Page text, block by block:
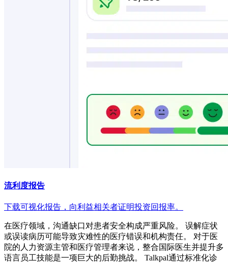
流利度报告
下载可视化报告，向利益相关者证明投资回报率。
在医疗领域，沟通缺口对患者安全构成严重风险。 误解症状
或误读病历可能导致灾难性的医疗错误和机构责任。 对于医
院的人力资源主管和医疗管理者来说，整合国际医生并提升多
语言员工技能是一项巨大的后勤挑战。 Talkpal通过标准化诊